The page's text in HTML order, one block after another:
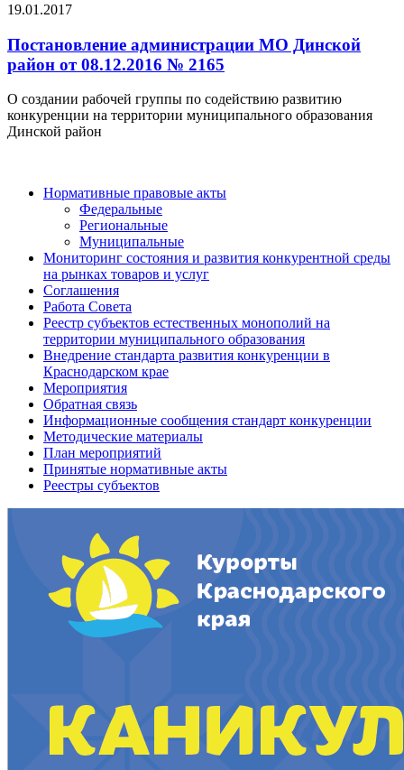
19.01.2017
Постановление администрации МО Динской
район от 08.12.2016 № 2165
О создании рабочей группы по содействию развитию
конкуренции на территории муниципального образования
Динской район
Нормативные правовые акты
Федеральные
Региональные
Муниципальные
Мониторинг состояния и развития конкурентной среды
на рынках товаров и услуг
Соглашения
Работа Совета
Реестр субъектов естественных монополий на
территории муниципального образования
Внедрение стандарта развития конкуренции в
Краснодарском крае
Мероприятия
Обратная связь
Информационные сообщения стандарт конкуренции
Методические материалы
План мероприятий
Принятые нормативные акты
Реестры субъектов